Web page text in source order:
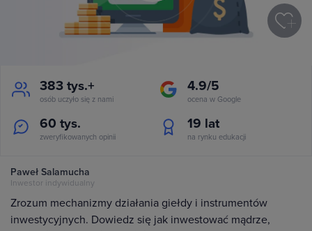
383 tys.+
osób uczyło się z nami
4.9/5
ocena w Google
60 tys.
zweryfikowanych opinii
19 lat
na rynku edukacji
Paweł Salamucha
Inwestor indywidualny
Zrozum mechanizmy działania giełdy i instrumentów
inwestycyjnych. Dowiedz się jak inwestować mądrze,